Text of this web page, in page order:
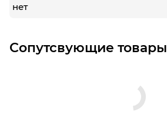
нет
Сопутсвующие товары